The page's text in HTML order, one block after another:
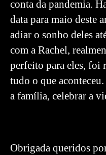
conta da pandemia.
data para maio deste
adiar o sonho deles
com a Rachel,
perfeito para eles, foi
tudo o que
a família, celebrar a
Obrigada queridos